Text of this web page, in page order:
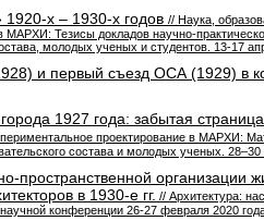
х – 1930-х годов // Наука,
МАРХИ: Тезисы докладов научно-
молодых ученых и студентов. 13-17
и первый съезд ОСА (1929) в
1927 года: забытая
проектирование в МАРХИ:
состава и молодых ученых.
пространственной организации
в 1930-е гг. // Архитектура:
конференции 26-27 февраля 2020